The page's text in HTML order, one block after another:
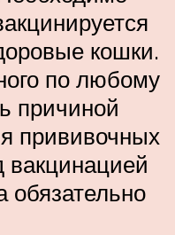
кошки.
по любому
причиной
прививочных